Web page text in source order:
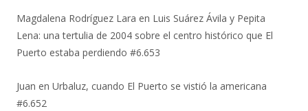
Magdalena Rodríguez Lara en Luis Suárez Ávila y Pepita
Lena: una tertulia de 2004 sobre el centro histórico que El
Puerto estaba perdiendo #6.653
Juan en Urbaluz, cuando El Puerto se vistió la americana
#6.652